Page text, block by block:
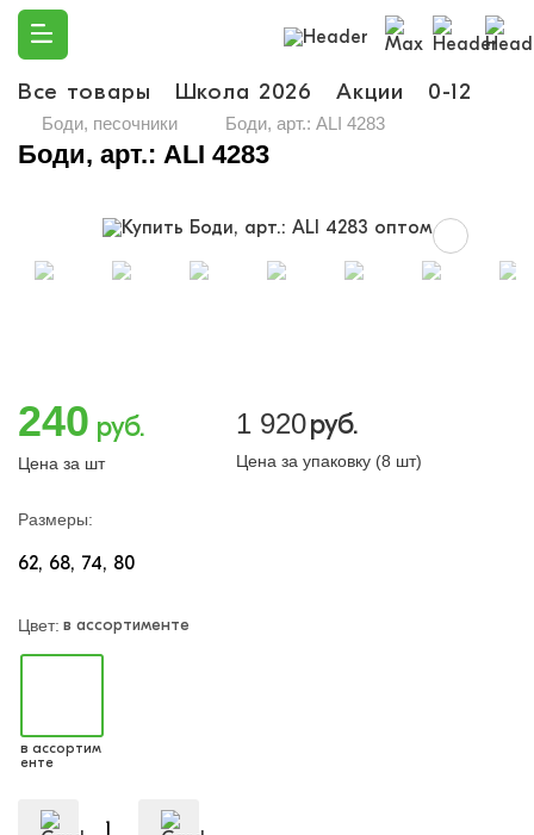
Все товары Школа 2026 Акции 0-12
Боди, песочники Боди, арт.: ALI 4283
Боди, арт.: ALI 4283
240 руб.
Цена за шт
1 920руб.
Цена за упаковку (8 шт)
Размеры:
62 68 74 80
Цвет: в ассортименте
в ассортим
енте